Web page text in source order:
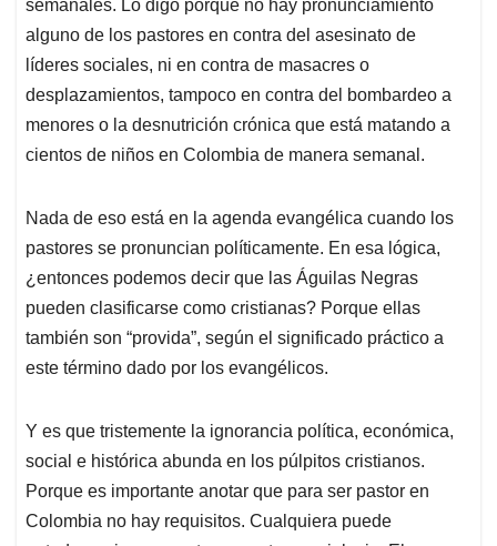
semanales. Lo digo porque no hay pronunciamiento
alguno de los pastores en contra del asesinato de
líderes sociales, ni en contra de masacres o
desplazamientos, tampoco en contra del bombardeo a
menores o la desnutrición crónica que está matando a
cientos de niños en Colombia de manera semanal.
Nada de eso está en la agenda evangélica cuando los
pastores se pronuncian políticamente. En esa lógica,
¿entonces podemos decir que las Águilas Negras
pueden clasificarse como cristianas? Porque ellas
también son “provida”, según el significado práctico a
este término dado por los evangélicos.
Y es que tristemente la ignorancia política, económica,
social e histórica abunda en los púlpitos cristianos.
Porque es importante anotar que para ser pastor en
Colombia no hay requisitos. Cualquiera puede